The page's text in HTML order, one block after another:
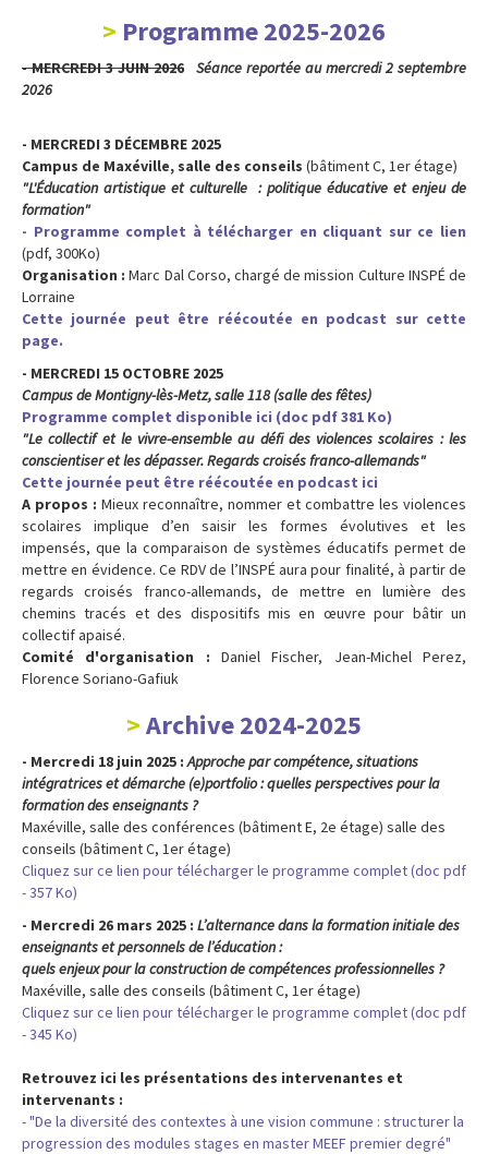
Programme 2025-2026
- MERCREDI 3 JUIN 2026Séance reportée au mercredi 2 septembre
2026
- MERCREDI 3 DÉCEMBRE 2025
Campus de Maxéville, salle des conseils (bâtiment C, 1er étage)
"L'Éducation artistique et culturelle : politique éducative et enjeu de
formation"
- Programme complet à télécharger en cliquant sur ce lien
(pdf, 300Ko)
Organisation :Marc Dal Corso, chargé de mission Culture INSPÉ de
Lorraine
Cette journée peut être réécoutée en podcast sur cette
page.
- MERCREDI 15 OCTOBRE 2025
Campus de Montigny-lès-Metz, salle 118 (salle des fêtes)
Programme complet disponible ici (doc pdf 381 Ko)
"Le collectif et le vivre-ensemble au défi des violences scolaires : les
conscientiser et les dépasser. Regards croisés franco-allemands"
Cette journée peut être réécoutée en podcast ici
A propos : Mieux reconnaître, nommer et combattre les violences
scolaires implique d’en saisir les formes évolutives et les
impensés, que la comparaison de systèmes éducatifs permet de
mettre en évidence. Ce RDV de l’INSPÉ aura pour finalité, à partir de
regards croisés franco-allemands, de mettre en lumière des
chemins tracés et des dispositifs mis en œuvre pour bâtir un
collectif apaisé.
Comité d'organisation : Daniel Fischer, Jean-Michel Perez,
Florence Soriano-Gafiuk
Archive 2024-2025
- Mercredi 18 juin 2025 :Approche par compétence, situations
intégratrices et démarche (e)portfolio : quelles perspectives pour la
formation des enseignants ?
Maxéville, salle des conférences (bâtiment E, 2e étage) salle des
conseils (bâtiment C, 1er étage)
Cliquez sur ce lien pour télécharger le programme complet (doc pdf
- 357 Ko)
- Mercredi 26 mars 2025 : L’alternance dans la formation initiale des
enseignants et personnels de l’éducation :
quels enjeux pour la construction de compétences professionnelles ?
Maxéville, salle des conseils (bâtiment C, 1er étage)
Cliquez sur ce lien pour télécharger le programme complet (doc pdf
- 345 Ko)
Retrouvez ici les présentations des intervenantes et
intervenants :
- "De la diversité des contextes à une vision commune : structurer la
progression des modules stages en master MEEF premier degré"